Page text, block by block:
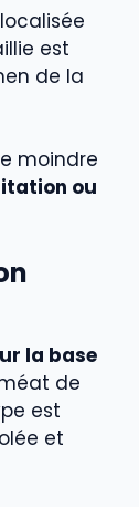
est
de la
moindre
ou
la base
de
est
et